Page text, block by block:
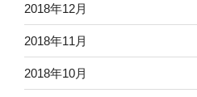
2018年12月
2018年11月
2018年10月